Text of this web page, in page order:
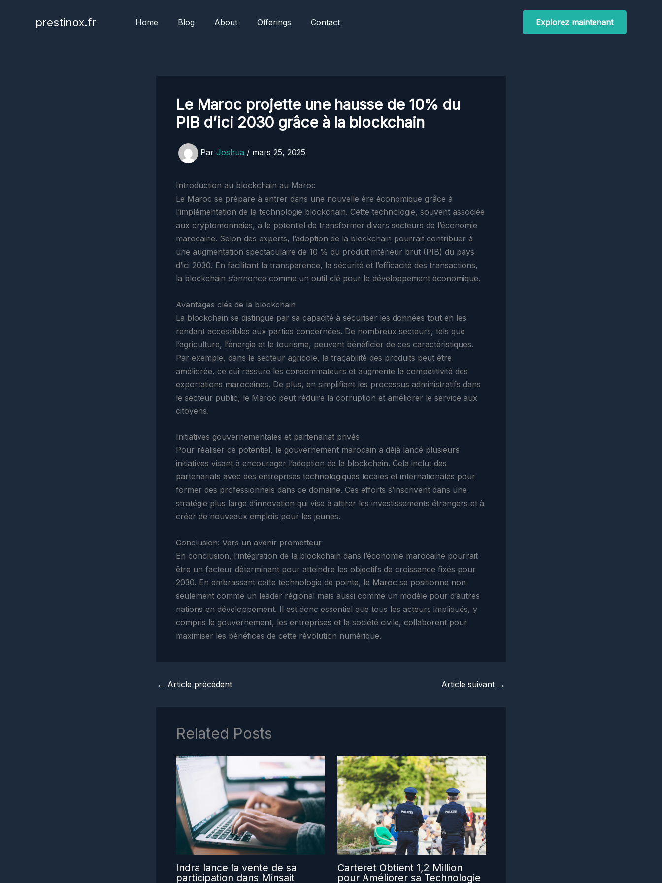
prestinox.fr Home Blog About Offerings Contact Explorez maintenant
Le Maroc projette une hausse de 10% du
PIB d’ici 2030 grâce à la blockchain
Par Joshua / mars 25, 2025
Introduction au blockchain au Maroc
Le Maroc se prépare à entrer dans une nouvelle ère économique grâce à
l’implémentation de la technologie blockchain. Cette technologie, souvent associée
aux cryptomonnaies, a le potentiel de transformer divers secteurs de l’économie
marocaine. Selon des experts, l’adoption de la blockchain pourrait contribuer à
une augmentation spectaculaire de 10 % du produit intérieur brut (PIB) du pays
d’ici 2030. En facilitant la transparence, la sécurité et l’efficacité des transactions,
la blockchain s’annonce comme un outil clé pour le développement économique.
Avantages clés de la blockchain
La blockchain se distingue par sa capacité à sécuriser les données tout en les
rendant accessibles aux parties concernées. De nombreux secteurs, tels que
l’agriculture, l’énergie et le tourisme, peuvent bénéficier de ces caractéristiques.
Par exemple, dans le secteur agricole, la traçabilité des produits peut être
améliorée, ce qui rassure les consommateurs et augmente la compétitivité des
exportations marocaines. De plus, en simplifiant les processus administratifs dans
le secteur public, le Maroc peut réduire la corruption et améliorer le service aux
citoyens.
Initiatives gouvernementales et partenariat privés
Pour réaliser ce potentiel, le gouvernement marocain a déjà lancé plusieurs
initiatives visant à encourager l’adoption de la blockchain. Cela inclut des
partenariats avec des entreprises technologiques locales et internationales pour
former des professionnels dans ce domaine. Ces efforts s’inscrivent dans une
stratégie plus large d’innovation qui vise à attirer les investissements étrangers et à
créer de nouveaux emplois pour les jeunes.
Conclusion: Vers un avenir prometteur
En conclusion, l’intégration de la blockchain dans l’économie marocaine pourrait
être un facteur déterminant pour atteindre les objectifs de croissance fixés pour
2030. En embrassant cette technologie de pointe, le Maroc se positionne non
seulement comme un leader régional mais aussi comme un modèle pour d’autres
nations en développement. Il est donc essentiel que tous les acteurs impliqués, y
compris le gouvernement, les entreprises et la société civile, collaborent pour
maximiser les bénéfices de cette révolution numérique.
← Article précédent Article suivant →
Related Posts
Indra lance la vente de sa
participation dans Minsait
Carteret Obtient 1,2 Million
pour Améliorer sa Technologie